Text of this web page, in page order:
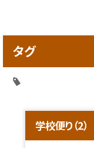
学校便り（2）
タグ